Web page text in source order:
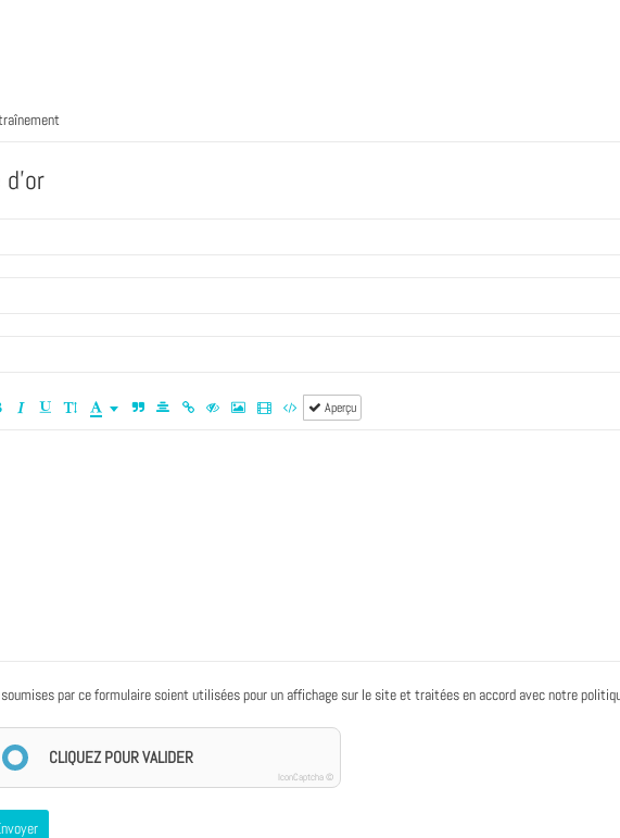
d'or
Aperçu
par ce formulaire soient utilisées pour un affichage sur le site et traitées en accord avec notre
CLIQUEZ POUR VALIDER
IconCaptcha ©